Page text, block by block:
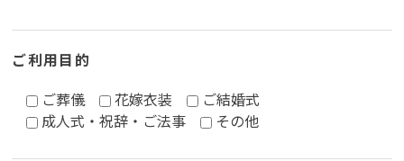
ご利用目的
ご葬儀
花嫁衣装
ご結婚式
成人式・祝辞・ご法事
その他